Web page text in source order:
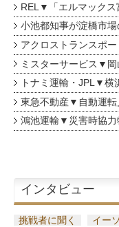
REL▼「エルマックス
小池都知事が淀橋市
アクロストランスポ
ミスターサービス▼
トナミ運輸・JPL▼横
東急不動産▼自動運転
鴻池運輸▼災害時協力
インタビュー
挑戦者に聞く イー